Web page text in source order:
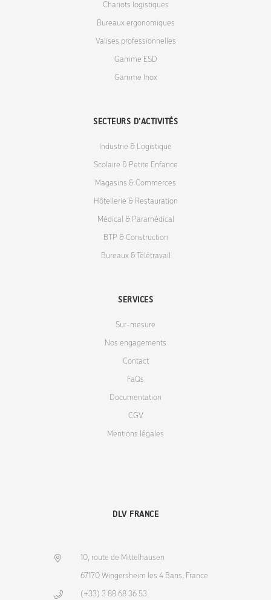
Chariots logistiques
Bureaux ergonomiques
Valises professionnelles
Gamme ESD
Gamme Inox
SECTEURS D'ACTIVITÉS
Industrie & Logistique
Scolaire & Petite Enfance
Magasins & Commerces
Hôtellerie & Restauration
Médical & Paramédical
BTP & Construction
Bureaux & Télétravail
SERVICES
Sur-mesure
Nos engagements
Contact
FaQs
Documentation
CGV
Mentions légales
DLV FRANCE
10, route de Mittelhausen
67170 Wingersheim les 4 Bans, France
(+33) 3 88 68 36 53